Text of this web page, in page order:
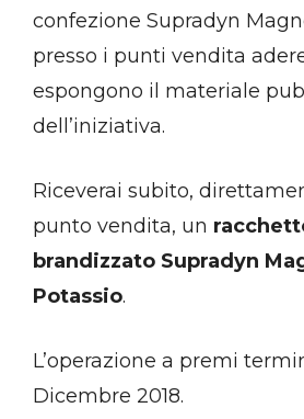
confezione Supradyn
presso i punti vendita
espongono il materiale
dell’iniziativa.
Riceverai subito,
punto vendita, un
brandizzato Supradyn
Potassio.
L’operazione a premi
Dicembre 2018.